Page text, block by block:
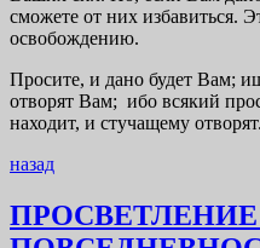
сможете от них избавиться.
освобождению.
Просите, и дано будет Вам;
отворят Вам; ибо всякий
находит, и стучащему
назад